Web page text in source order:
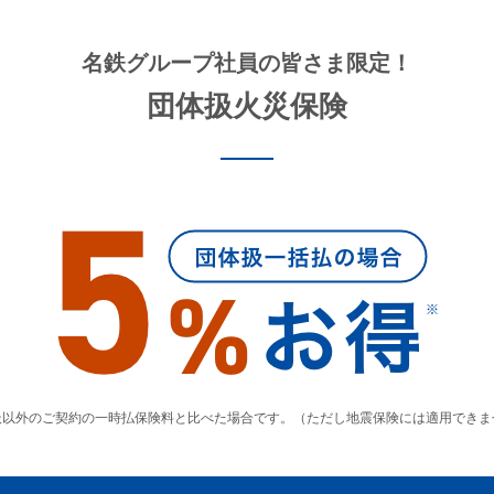
名鉄グループ社員の皆さま限定！
団体扱火災保険
外のご契約の一時払保険料と比べた場合です。（ただし地震保険には適用でき